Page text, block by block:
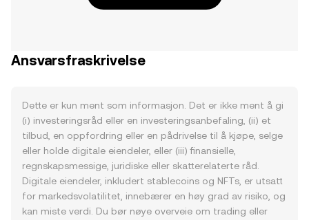
Ansvarsfraskrivelse
Dette er kun ment som informasjon. Det er ikke ment å gi
(i) investeringsråd eller en investeringsanbefaling, (ii) et
tilbud, en oppfordring eller en pådrivelse til å kjøpe, selge
eller holde digitale eiendeler, eller (iii) finansielle,
regnskapsmessige, juridiske eller skatterelaterte råd.
Digitale eiendeler, inkludert stablecoins og NFTs, er utsatt
for markedsvolatilitet, innebærer en høy grad av risiko, og
kan miste verdi. Du bør nøye overveie om trading eller